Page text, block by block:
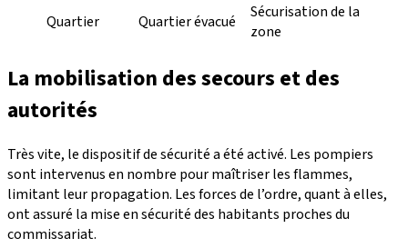
Quartier
Quartier évacué
Sécurisation de la
zone
La mobilisation des secours et des
autorités
Très vite, le dispositif de sécurité a été activé. Les pompiers
sont intervenus en nombre pour maîtriser les flammes,
limitant leur propagation. Les forces de l’ordre, quant à elles,
ont assuré la mise en sécurité des habitants proches du
commissariat.